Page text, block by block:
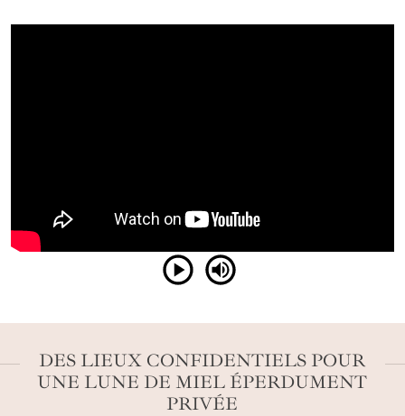
DES LIEUX CONFIDENTIELS POUR
UNE LUNE DE MIEL ÉPERDUMENT
PRIVÉE